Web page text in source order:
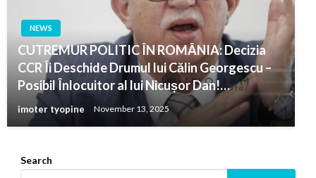
NEWS
CUTREMUR POLITIC ÎN ROMÂNIA: Decizia
CCR Îi Deschide Drumul lui Călin Georgescu –
Posibil Înlocuitor al lui Nicușor Dan!…
imoter tyopine November 13, 2025
Search